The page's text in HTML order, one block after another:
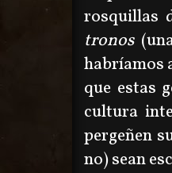
rosquillas
tronos
habríamos
que estas
cultura
pergeñen
no) sean